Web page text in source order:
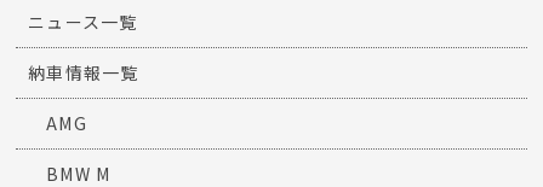
ニュース一覧
納車情報一覧
AMG
BMW M